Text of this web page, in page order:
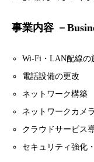
事業内容 －
Wi-Fi・LAN配線の
電話設備の更改
ネットワーク構築
ネットワークカメ
クラウドサービス
セキュリティ強